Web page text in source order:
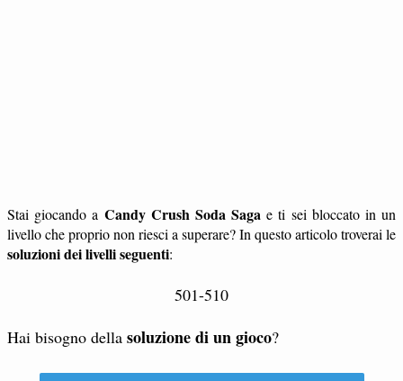
Stai giocando a Candy Crush Soda Saga e ti sei bloccato in un
livello che proprio non riesci a superare? In questo articolo troverai le
soluzioni dei livelli seguenti:
501-510
Hai bisogno della soluzione di un gioco?